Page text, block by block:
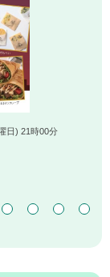
日) 21時00分